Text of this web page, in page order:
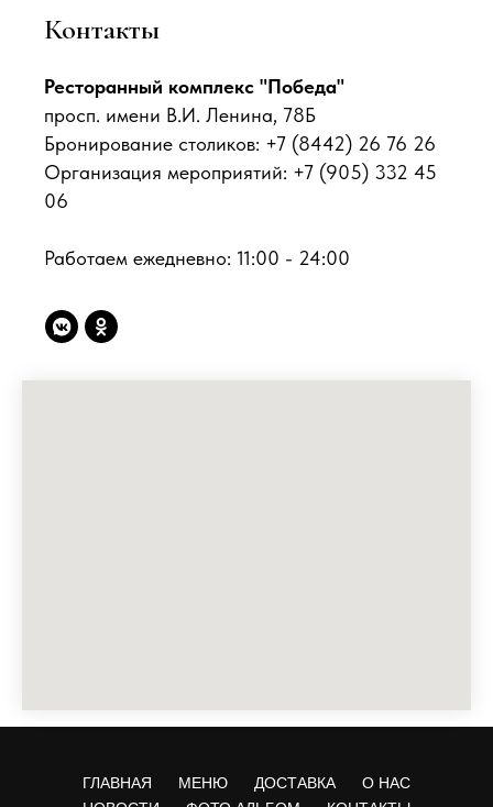
Контакты
Ресторанный комплекс "Победа"
просп. имени В.И. Ленина, 78Б
Бронирование столиков: +7 (8442) 26 76 26
Организация мероприятий: +7 (905) 332 45
06
Работаем ежедневно: 11:00 - 24:00
ГЛАВНАЯ МЕНЮ ДОСТАВКА
О НАС